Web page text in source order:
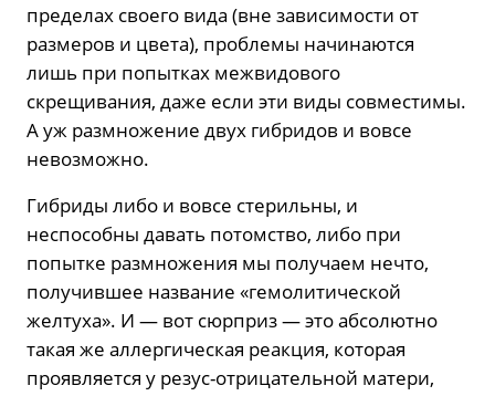
пределах своего вида (вне зависимости от
размеров и цвета), проблемы начинаются
лишь при попытках межвидового
скрещивания, даже если эти виды совместимы.
А уж размножение двух гибридов и вовсе
невозможно.
Гибриды либо и вовсе стерильны, и
неспособны давать потомство, либо при
попытке размножения мы получаем нечто,
получившее название «гемолитической
желтуха». И — вот сюрприз — это абсолютно
такая же аллергическая реакция, которая
проявляется у резус-отрицательной матери,